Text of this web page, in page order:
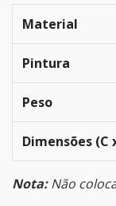
Material
Pintura
Peso
Dimensões (C
Nota:Não